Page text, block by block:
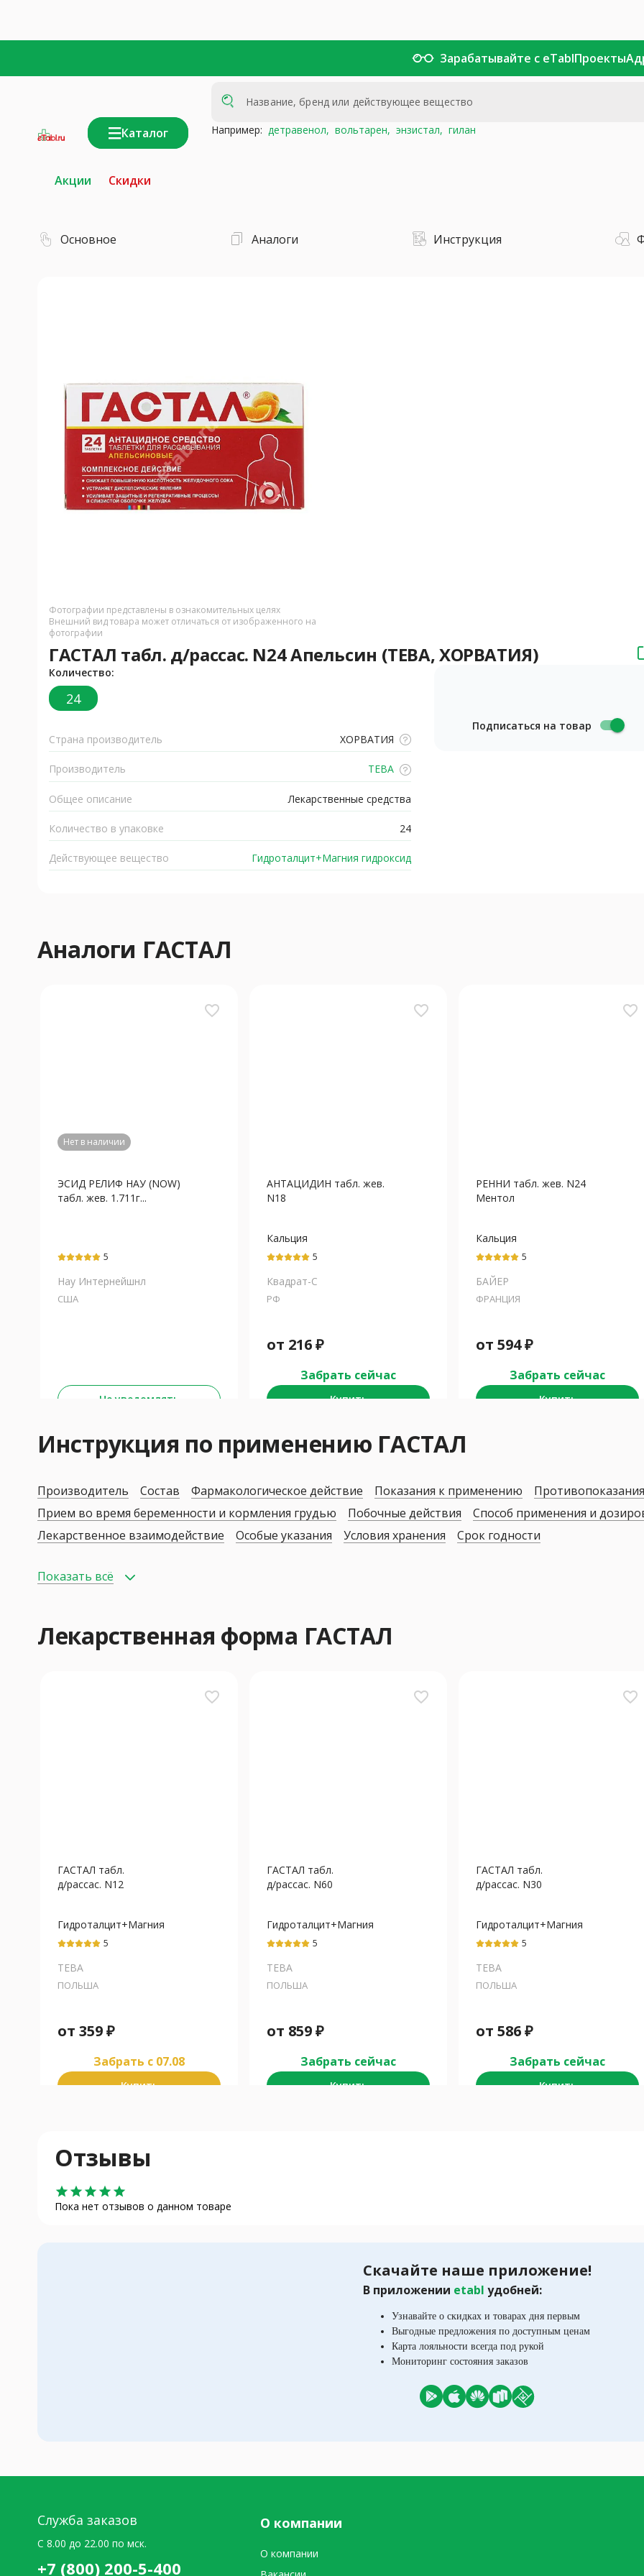
Зарабатывайте с eTablПроекты
Каталог Например: детравенол, вольтарен, энзистал, гилан
Акции Скидки
Основное Аналоги Инструкция
Фотографии представлены в ознакомительных целях
Внешний вид товара может отличаться от изображенного на
фотографии
ГАСТАЛ табл. д/рассас. N24 Апельсин (ТЕВА, ХОРВАТИЯ)
Количество:
24
Страна производитель ХОРВАТИЯ
Производитель ТЕВА
Общее описание Лекарственные средства
Количество в упаковке 24
Действующее вещество Гидроталцит+Магния гидроксид
Подписаться на товар
Аналоги ГАСТАЛ
favorite_border
Нет в наличии
ЭСИД РЕЛИФ НАУ (NOW)
табл. жев. 1.711г...
5
Нау Интернейшнл
США
Не уведомлять
favorite_border
АНТАЦИДИН табл. жев.
N18
Кальция
карбонат+Магния
5
Квадрат-С
РФ
от 216₽
Забрать сейчас
Купить
favorite_border
РЕННИ табл. жев. N24
Ментол
Кальция
карбонат+Магния
5
БАЙЕР
ФРАНЦИЯ
от 594₽
Забрать сейчас
Купить
Инструкция по применению ГАСТАЛ
Производитель Состав Фармакологическое действие Показания к применению
Противопоказания
Прием во время беременности и кормления грудью
Побочные действия Способ применения и
Лекарственное взаимодействие
Особые указания Условия хранения Срок годности
Показать всё
Лекарственная форма ГАСТАЛ
favorite_border
ГАСТАЛ табл.
д/рассас. N12
Гидроталцит+Магния
гидроксид5
ТЕВА
ПОЛЬША
от 359₽
Забрать c 07.08
Купить
favorite_border
ГАСТАЛ табл.
д/рассас. N60
Гидроталцит+Магния
гидроксид5
ТЕВА
ПОЛЬША
от 859₽
Забрать сейчас
Купить
favorite_border
ГАСТАЛ табл.
д/рассас. N30
Гидроталцит+Магния
гидроксид5
ТЕВА
ПОЛЬША
от 586₽
Забрать сейчас
Купить
Отзывы
star star star star star
Пока нет отзывов о данном товаре
Скачайте наше приложение!
В приложении etabl удобней:
Узнавайте о скидках и товарах дня первым
Выгодные предложения по доступным ценам
Карта лояльности всегда под рукой
Мониторинг состояния заказов
Служба заказов
C 8.00 до 22.00 по мск.
+7 (800) 200-5-400
О компании
О компании